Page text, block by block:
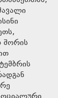
შორის